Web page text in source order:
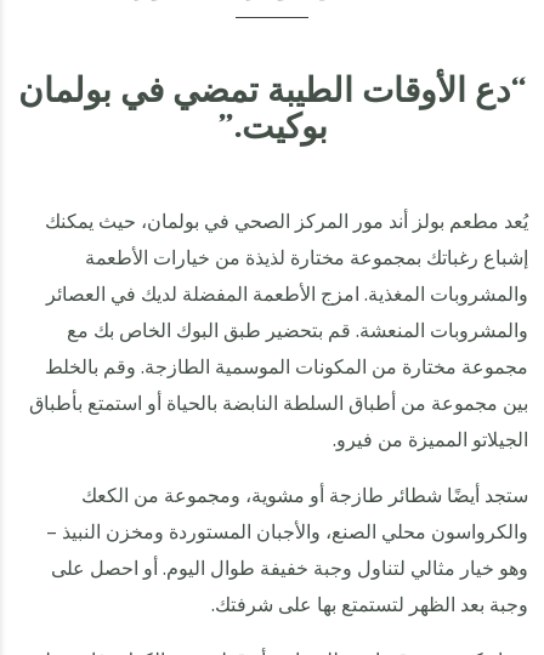
“دع الأوقات الطيبة تمضي في بولمان
بوكيت.”
يُعد مطعم بولز أند مور المركز الصحي في بولمان، حيث يمكنك
إشباع رغباتك بمجموعة مختارة لذيذة من خيارات الأطعمة
والمشروبات المغذية. امزج الأطعمة المفضلة لديك في العصائر
والمشروبات المنعشة. قم بتحضير طبق البوك الخاص بك مع
مجموعة مختارة من المكونات الموسمية الطازجة. وقم بالخلط
بين مجموعة من أطباق السلطة النابضة بالحياة أو استمتع بأطباق
الجيلاتو المميزة من فيرو.
ستجد أيضًا شطائر طازجة أو مشوية، ومجموعة من الكعك
والكرواسون محلي الصنع، والأجبان المستوردة ومخزن النبيذ –
وهو خيار مثالي لتناول وجبة خفيفة طوال اليوم. أو احصل على
وجبة بعد الظهر لتستمتع بها على شرفتك.